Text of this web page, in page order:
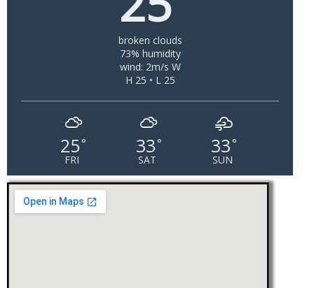
broken clouds
73% humidity
wind: 2m/s W
H 25 • L 25
25°
FRI
33°
SAT
33°
SUN